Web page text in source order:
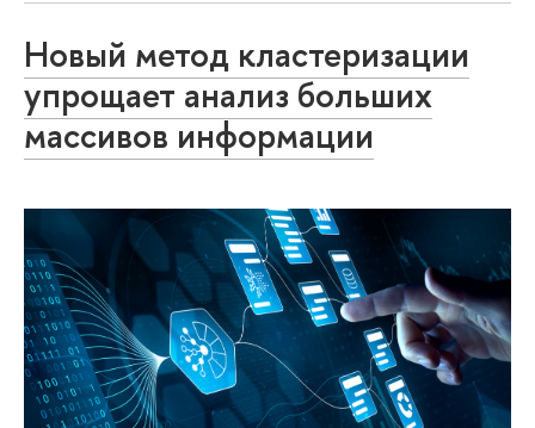
Новый метод кластеризации
упрощает анализ больших
массивов информации